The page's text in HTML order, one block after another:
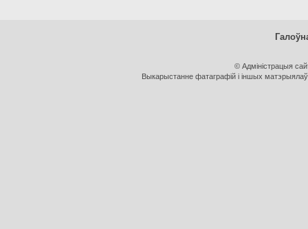
© Адміністрацыя
Выкарыстанне фатаграфій і іншых